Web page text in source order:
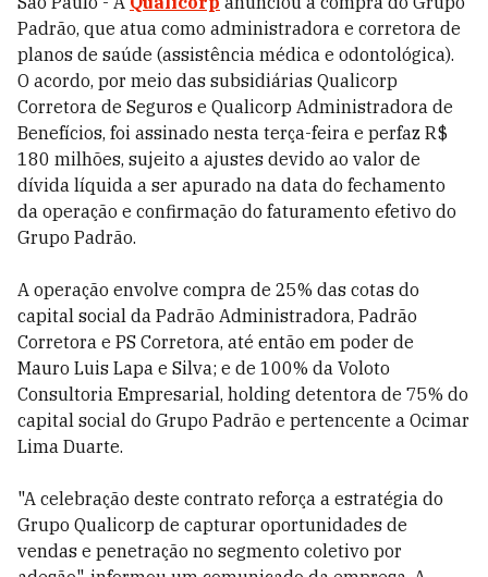
Padrão, que atua como administradora e corretora de
planos de saúde (assistência médica e odontológica).
O acordo, por meio das subsidiárias Qualicorp
Corretora de Seguros e Qualicorp Administradora de
Benefícios, foi assinado nesta terça-feira e perfaz R$
180 milhões, sujeito a ajustes devido ao valor de
dívida líquida a ser apurado na data do fechamento
da operação e confirmação do faturamento efetivo do
Grupo Padrão.
A operação envolve compra de 25% das cotas do
capital social da Padrão Administradora, Padrão
Corretora e PS Corretora, até então em poder de
Mauro Luis Lapa e Silva; e de 100% da Voloto
Consultoria Empresarial, holding detentora de 75% do
capital social do Grupo Padrão e pertencente a Ocimar
Lima Duarte.
"A celebração deste contrato reforça a estratégia do
Grupo Qualicorp de capturar oportunidades de
vendas e penetração no segmento coletivo por